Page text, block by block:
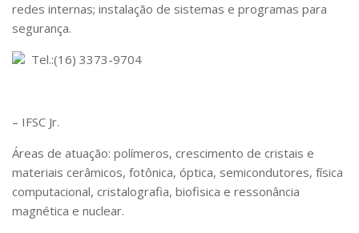
redes internas; instalação de sistemas e programas para
segurança.
Tel.:(16) 3373-9704
– IFSC Jr.
Áreas de atuação: polímeros, crescimento de cristais e
materiais cerâmicos, fotônica, óptica, semicondutores, física
computacional, cristalografia, biofisica e ressonância
magnética e nuclear.